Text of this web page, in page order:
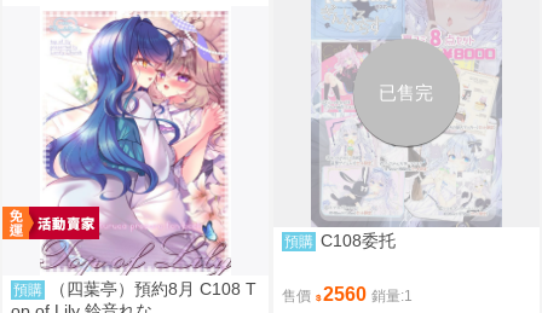
預購
（四葉亭）預約8月 C108 T
已售完
預購 C108委托
售價 2560 銷量:1